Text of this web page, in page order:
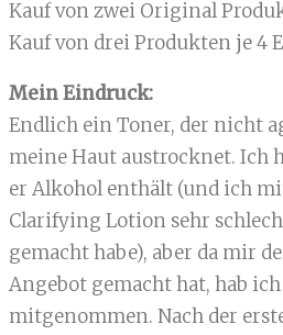
Kauf von zwei Original
Kauf von drei Produkten je 4
Mein Eindruck:
Endlich ein Toner, der nicht
meine Haut austrocknet. Ich
er Alkohol enthält (und ich
Clarifying Lotion sehr
gemacht habe), aber da mir
Angebot gemacht hat, hab
mitgenommen. Nach der